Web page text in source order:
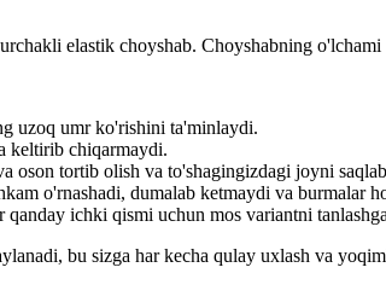
elastik choyshab. Choyshabning
uzoq umr ko'rishini ta'minlaydi.
keltirib chiqarmaydi.
oson tortib olish va to'shagingizdagi joyni
o'rnashadi, dumalab ketmaydi va burmalar
ichki qismi uchun mos variantni
bu sizga har kecha qulay uxlash va